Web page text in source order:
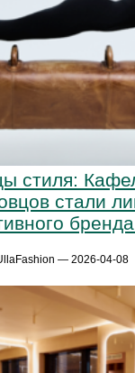
стиля:
стали
— 2026-04-08